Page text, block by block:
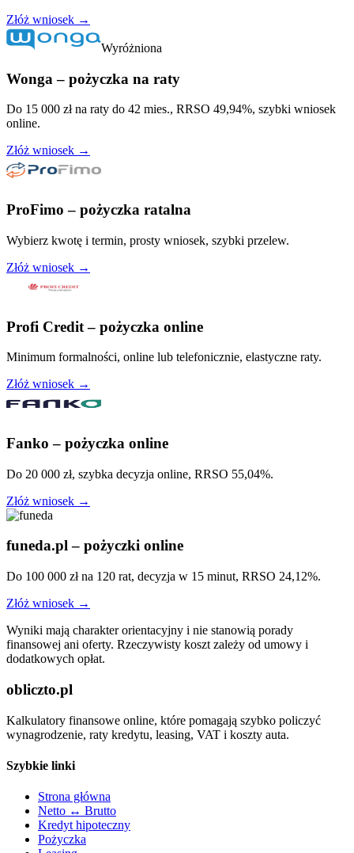
Złóż wniosek →
Wyróżniona
Wonga – pożyczka na raty
Do 15 000 zł na raty do 42 mies., RRSO 49,94%, szybki wniosek
online.
Złóż wniosek →
ProFimo – pożyczka ratalna
Wybierz kwotę i termin, prosty wniosek, szybki przelew.
Złóż wniosek →
Profi Credit – pożyczka online
Minimum formalności, online lub telefonicznie, elastyczne raty.
Złóż wniosek →
Fanko – pożyczka online
Do 20 000 zł, szybka decyzja online, RRSO 55,04%.
Złóż wniosek →
funeda.pl – pożyczki online
Do 100 000 zł na 120 rat, decyzja w 15 minut, RRSO 24,12%.
Złóż wniosek →
Wyniki mają charakter orientacyjny i nie stanowią porady
finansowej ani oferty. Rzeczywisty koszt zależy od umowy i
dodatkowych opłat.
obliczto.pl
Kalkulatory finansowe online, które pomagają szybko policzyć
wynagrodzenie, raty kredytu, leasing, VAT i koszty auta.
Szybkie linki
Strona główna
Netto ↔ Brutto
Kredyt hipoteczny
Pożyczka